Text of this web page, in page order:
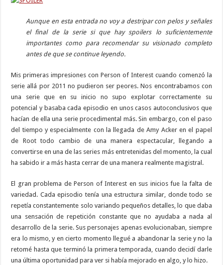
Aunque en esta entrada no voy a destripar con pelos y señales
el final de la serie si que hay spoilers lo suficientemente
importantes como para recomendar su visionado completo
antes de que se continue leyendo.
Mis primeras impresiones con Person of Interest cuando comenzó la
serie allá por 2011 no pudieron ser peores. Nos encontrabamos con
una serie que en su inicio no supo explotar correctamente su
potencial y basaba cada episodio en unos casos autoconclusivos que
hacían de ella una serie procedimental más. Sin embargo, con el paso
del tiempo y especialmente con la llegada de Amy Acker en el papel
de Root todo cambio de una manera espectacular, llegando a
convertirse en una de las series más entretenidas del momento, la cual
ha sabido ir a más hasta cerrar de una manera realmente magistral.
El gran problema de Person of Interest en sus inicios fue la falta de
variedad. Cada episodio tenía una estructura similar, donde todo se
repetía constantemente solo variando pequeños detalles, lo que daba
una sensación de repetición constante que no ayudaba a nada al
desarrollo de la serie. Sus personajes apenas evolucionaban, siempre
era lo mismo, y en cierto momento llegué a abandonar la serie y no la
retomé hasta que terminó la primera temporada, cuando decidí darle
una última oportunidad para ver si había mejorado en algo, y lo hizo.